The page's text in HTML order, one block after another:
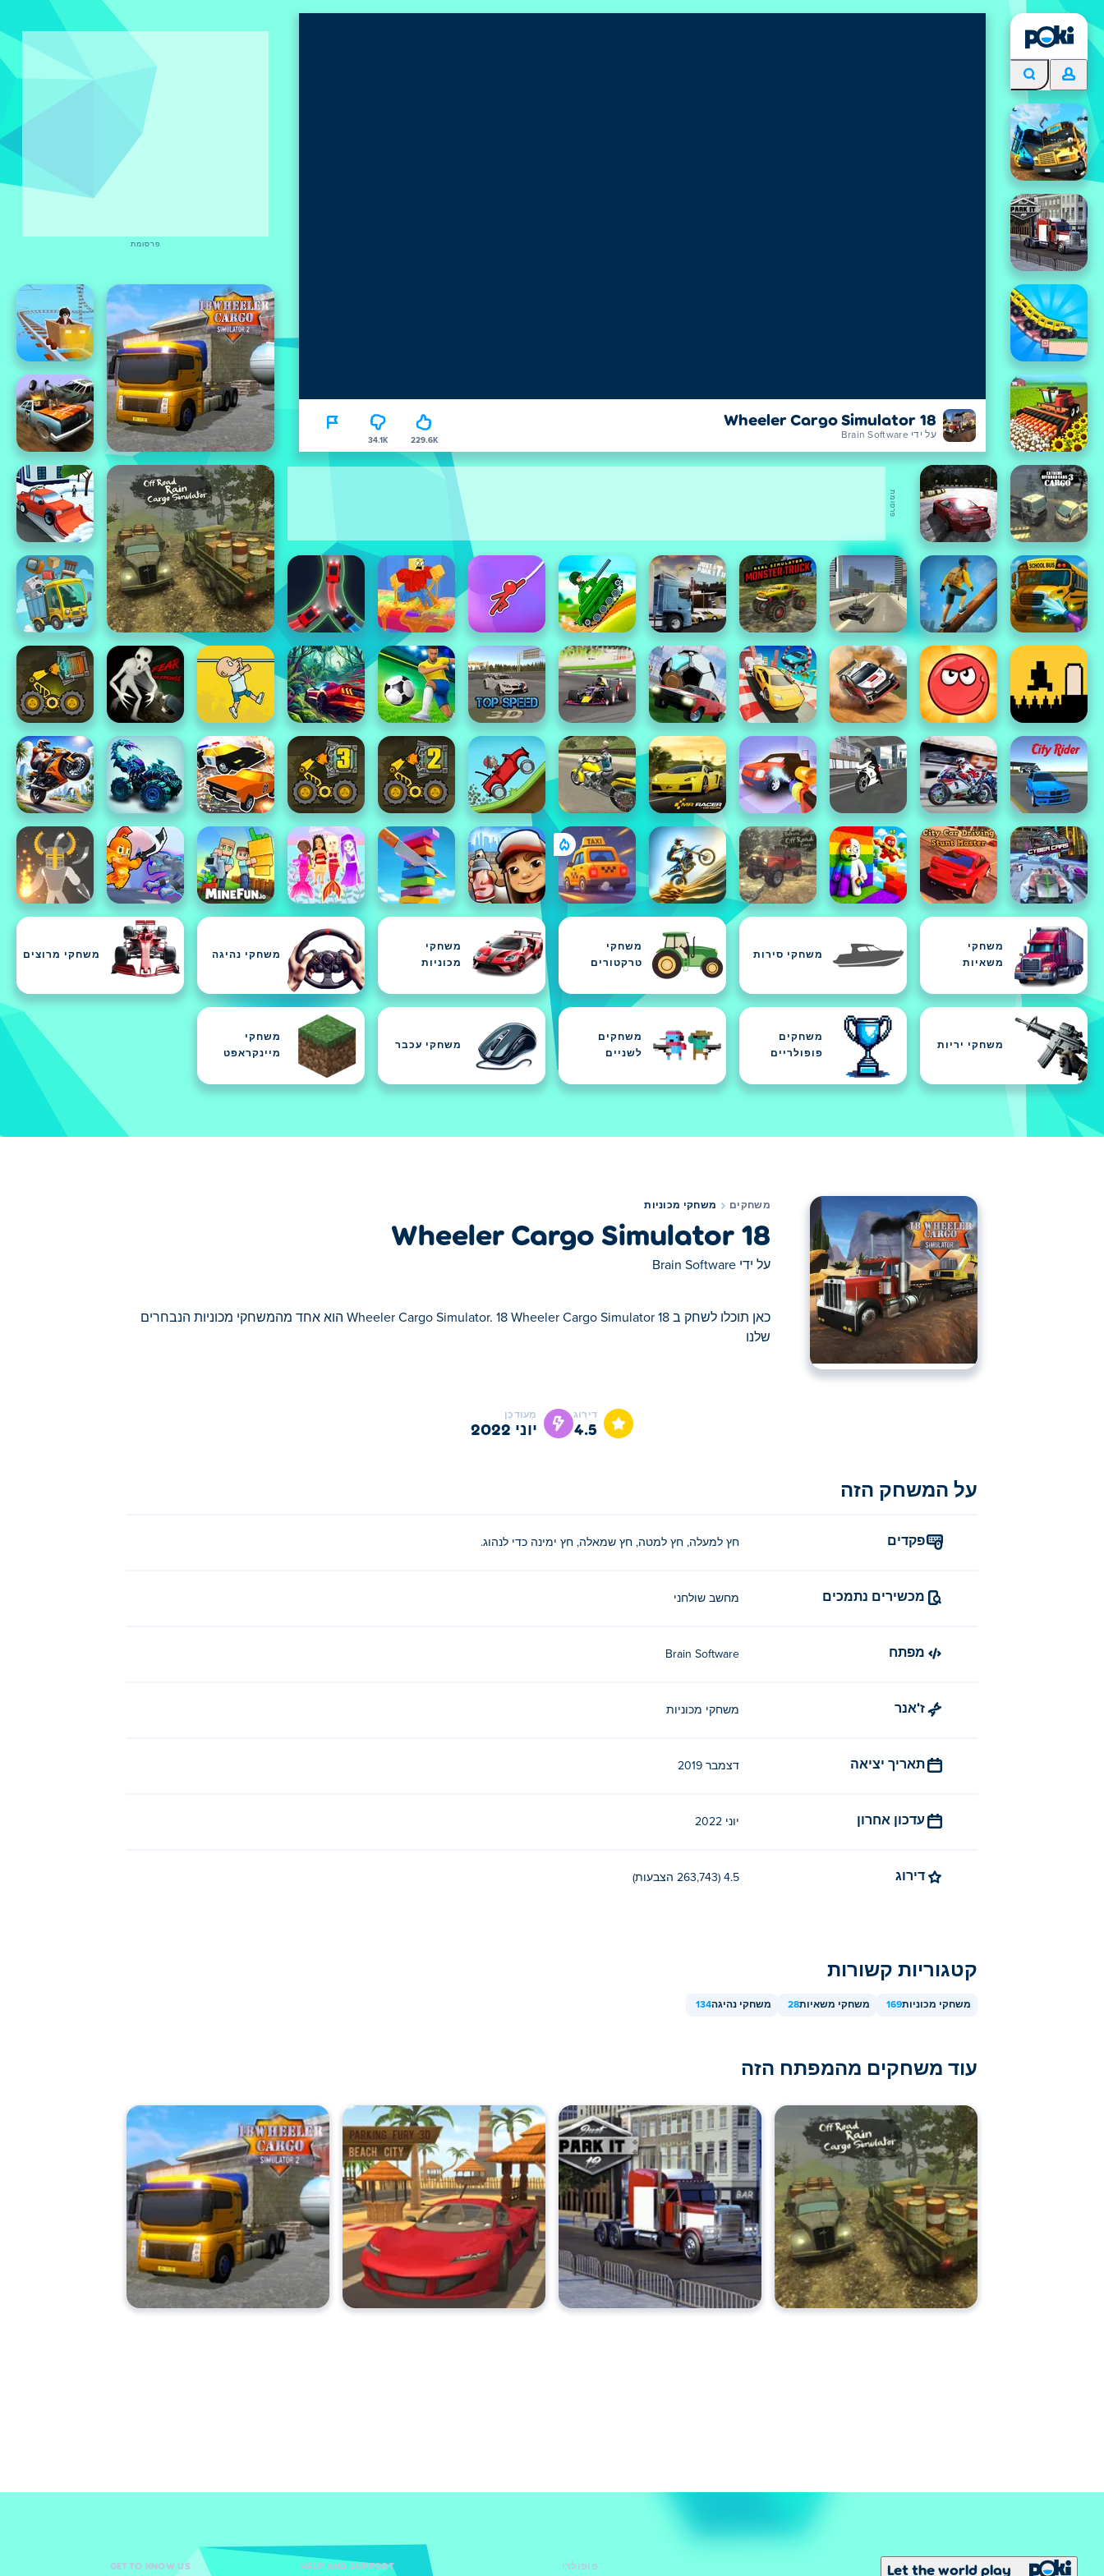
18 Wheeler Cargo Simulator
על ידי Brain Software 229.6K
34.1K
משחקי
משאיות
משחקי סירות
משחקי
טרקטורים
משחקי
מכוניות
משחקי נהיגה משחקי מרוצים
משחקי יריות
משחקים
פופולריים
משחקים
לשניים
משחקי עכבר
משחקי
מיינקראפט
פרסומת
פרסומת
משחקים משחקי מכוניות
18 Wheeler Cargo Simulator
על ידי Brain Software
כאן תוכלו לשחק ב 18 Wheeler Cargo Simulator. 18 Wheeler Cargo Simulator הוא אחד מהמשחקי מכוניות הנבחרים
שלנו
כאן תוכלו לשחק ב 18 Wheeler Cargo Simulator. 18 Wheeler Cargo Simulator הוא אחד מהמשחקי מכוניות הנבחרים שלנו
דירוג
4.5
מְעוּדכָּן
יוני 2022
על המשחק הזה
פקדים חץ למעלה, חץ למטה, חץ שמאלה, חץ ימינה כדי לנהוג.
מכשירים נתמכים מחשב שולחני
מפתח Brain Software
ז'אנר משחקי מכוניות
תאריך יציאה דצמבר 2019
עדכון אחרון יוני 2022
דירוג 4.5 (263,743 הצבעות)
קטגוריות קשורות
משחקי מכוניות169 משחקי משאיות28 משחקי נהיגה134
עוד משחקים מהמפתח הזה
Let the world play פופולרי HELP AND SUPPORT
GET TO KNOW US